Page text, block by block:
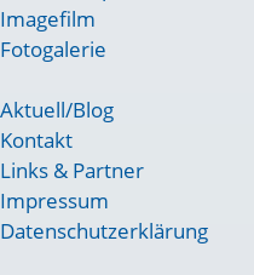
Imagefilm
Fotogalerie
Aktuell/Blog
Kontakt
Links & Partner
Impressum
Datenschutzerklärung